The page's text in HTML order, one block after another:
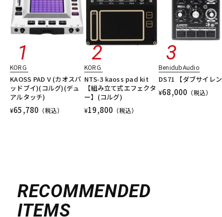
KORG
KAOSS PAD V (カオスパ
ッドブイ)(コルグ)(デュ
アルタッチ)
¥65,780 （税込）
KORG
NTS-3 kaoss pad kit
【組み立て式エフェクタ
ー】(コルグ)
¥19,800 （税込）
BenidubAudio
DS71 【ダブサイレ
¥68,000 （税込）
RECOMMENDED
ITEMS